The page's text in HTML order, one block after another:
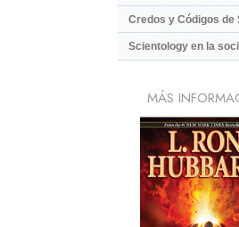
Credos y Códigos de
Scientology en la
MÁS